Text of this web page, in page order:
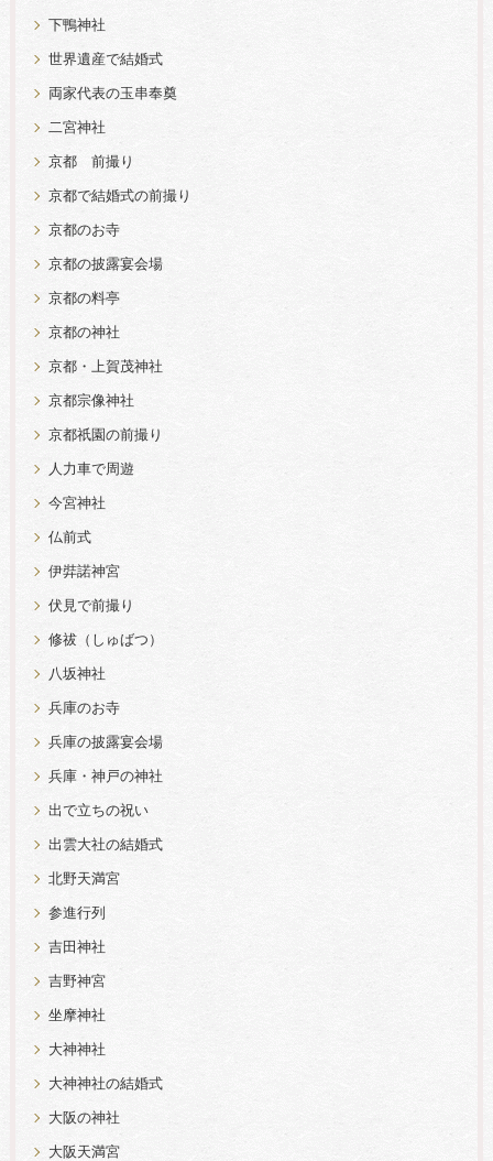
下鴨神社
世界遺産で結婚式
両家代表の玉串奉奠
二宮神社
京都 前撮り
京都で結婚式の前撮り
京都のお寺
京都の披露宴会場
京都の料亭
京都の神社
京都・上賀茂神社
京都宗像神社
京都祇園の前撮り
人力車で周遊
今宮神社
仏前式
伊弉諾神宮
伏見で前撮り
修祓（しゅばつ）
八坂神社
兵庫のお寺
兵庫の披露宴会場
兵庫・神戸の神社
出で立ちの祝い
出雲大社の結婚式
北野天満宮
参進行列
吉田神社
吉野神宮
坐摩神社
大神神社
大神神社の結婚式
大阪の神社
大阪天満宮